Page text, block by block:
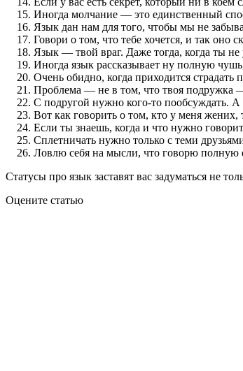
Иногда молчание — это единственный
Язык дан нам для того, чтобы мы не
Говори о том, что тебе хочется, и так оно
Язык — твой враг. Даже тогда, когда ты
Иногда язык рассказывает ну полную
Очень обидно, когда приходится страдать
Проблема — не в том, что твоя подружка
С подругой нужно кого-то пообсуждать. А
Вот как говорить о том, кто у меня
Если ты знаешь, когда и что нужно
Сплетничать нужно только с теми
Ловлю себя на мысли, что говорю полную
Статусы про язык заставят вас задуматься не
Оцените статью